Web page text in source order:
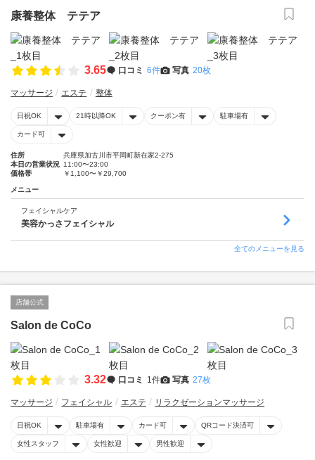
康養整体 テテア
3.65 口コミ 6件 写真 20枚
マッサージ エステ 整体
日祝OK 21時以降OK クーポン有 駐車場有
カード可
住所
兵庫県加古川市平岡町新在家2-275
本日の営業状況 11:00〜23:00
価格帯
￥1,100〜￥29,700
メニュー
フェイシャルケア
美容かっさフェイシャル
全てのメニューを見る
店舗公式
Salon de CoCo
3.32 口コミ 1件 写真 27枚
マッサージ フェイシャル エステ リラクゼーションマッサージ
日祝OK 駐車場有 カード可 QRコード決済可
女性スタッフ 女性歓迎 男性歓迎